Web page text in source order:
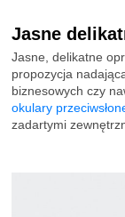
Jasne
Jasne, delikatne
propozycja
biznesowych czy
okulary
zadartymi